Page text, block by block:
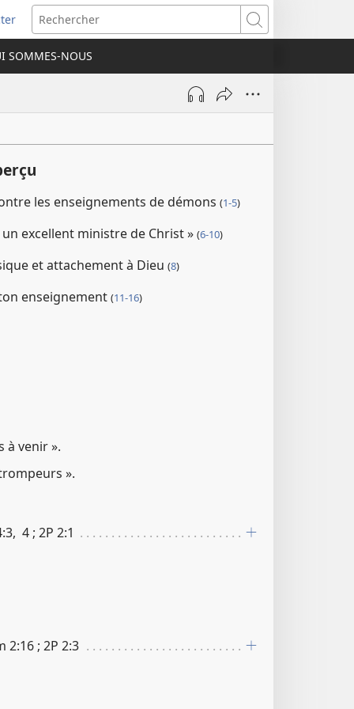
Rechercher
SOMMES-NOUS
les enseignements de démons (1-5)
excellent ministre de Christ » (6-10)
et attachement à Dieu (8)
enseignement (11-16)
à venir ».
».
4 ; 2P 2​:​1
2​:​16 ; 2P 2​:​3